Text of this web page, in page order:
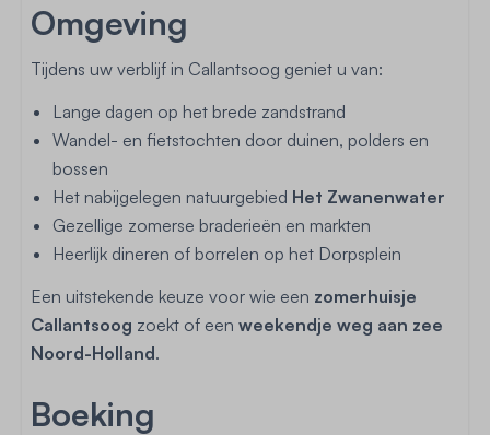
Omgeving
Tijdens uw verblijf in Callantsoog geniet u van:
Lange dagen op het brede zandstrand
Wandel- en fietstochten door duinen, polders en
bossen
Het nabijgelegen natuurgebied Het Zwanenwater
Gezellige zomerse braderieën en markten
Heerlijk dineren of borrelen op het Dorpsplein
Een uitstekende keuze voor wie een zomerhuisje
Callantsoog zoekt of een weekendje weg aan zee
Noord-Holland.
Boeking